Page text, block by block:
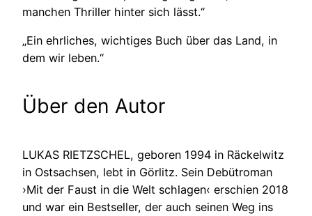
manchen Thriller hinter sich lässt.“
„Ein ehrliches, wichtiges Buch über das Land, in
dem wir leben.“
Über den Autor
LUKAS RIETZSCHEL, geboren 1994 in Räckelwitz
in Ostsachsen, lebt in Görlitz. Sein Debütroman
›Mit der Faust in die Welt schlagen‹ erschien 2018
und war ein Bestseller, der auch seinen Weg ins